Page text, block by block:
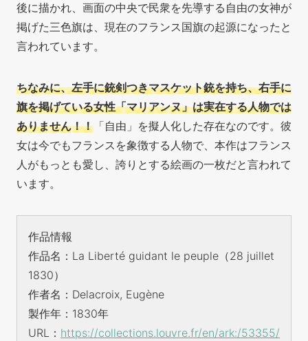
後に描かれ、画面の中央で民衆を先導する自由の女神が
掲げた三色旗は、現在のフランス国旗の起源になったと
言われています。
ちなみに、左手に銃剣つきマスケット銃を持ち、右手に
旗を掲げている女性「マリアンヌ」は実在する人物では
ありません！！ 「自由」を擬人化した存在なのです。彼
女は今でもフランスを象徴する人物で、本作はフランス
人がもっとも愛し、誇りとする絵画の一枚だと言われて
います。
作品情報
作品名：La Liberté guidant le peuple（28 juillet
1830）
作者名：Delacroix, Eugène
製作年：1830年
URL： https://collections.louvre.fr/en/ark:/53355/